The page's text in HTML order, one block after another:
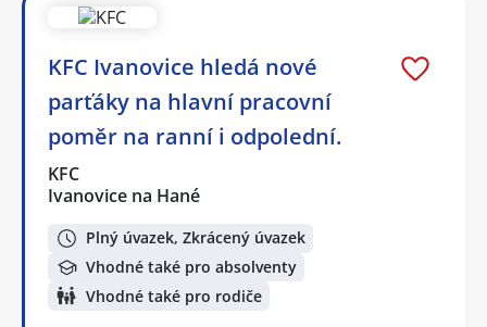
KFC Ivanovice hledá nové
parťáky na hlavní pracovní
poměr na ranní i odpolední.
KFC
Ivanovice na Hané
Plný úvazek, Zkrácený úvazek
Vhodné také pro absolventy
Vhodné také pro rodiče